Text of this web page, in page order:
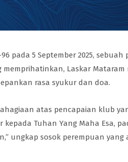
pada 5 September 2025,
memprihatinkan, Laskar
rasa syukur dan doa.
atas pencapaian klub
Tuhan Yang Maha Esa,
ungkap sosok perempuan yang